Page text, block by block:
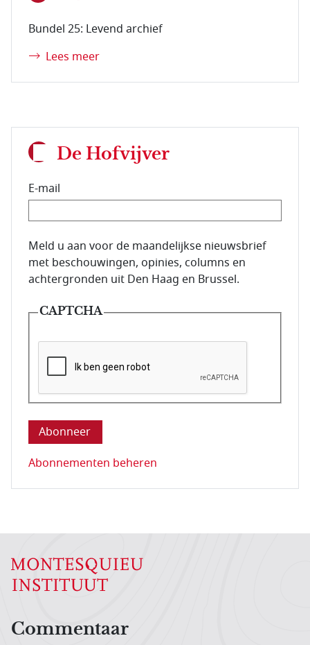
Bundel 25: Levend archief
Lees meer
De Hofvijver
E-mail
E-mailadres van de abonnee.
Meld u aan voor de maandelijkse nieuwsbrief
met beschouwingen, opinies, columns en
achtergronden uit Den Haag en Brussel.
CAPTCHA
Deze vraag is om te controleren dat u een mens
Abonnementen beheren
Hoofdnavigatiemenu
Commentaar